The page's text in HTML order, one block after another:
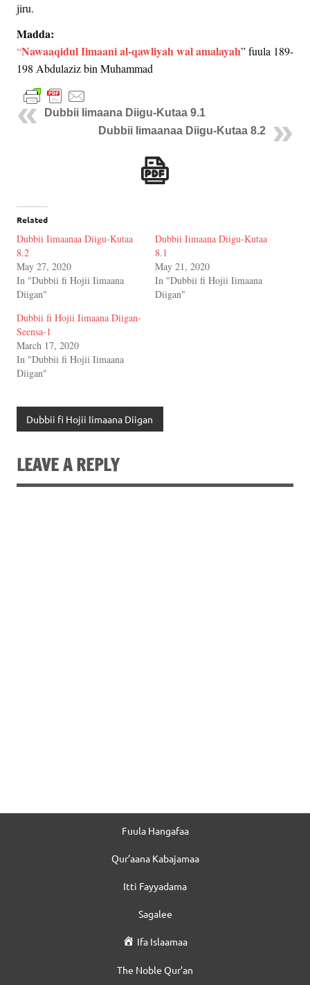
jiru.
Madda:
“Nawaaqidul Iimaani al-qawliyah wal amalayah” fuula 189-
198 Abdulaziz bin Muhammad
Dubbii Iimaana Diigu-Kutaa 9.1
Dubbii Iimaanaa Diigu-Kutaa 8.2
Related
Dubbii Iimaanaa Diigu-Kutaa
8.2
May 27, 2020
In "Dubbii fi Hojii Iimaana
Diigan"
Dubbii Iimaana Diigu-Kutaa
8.1
May 21, 2020
In "Dubbii fi Hojii Iimaana
Diigan"
Dubbii fi Hojii Iimaana Diigan-
Seensa-1
March 17, 2020
In "Dubbii fi Hojii Iimaana
Diigan"
Dubbii fi Hojii Iimaana Diigan
LEAVE A REPLY
Fuula Hangafaa
Qur’aana Kabajamaa
Itti Fayyadama
Sagalee
Ifa Islaamaa
The Noble Qur’an